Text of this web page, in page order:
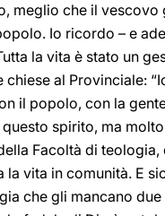
meglio che il vescovo
Io ricordo – e
la vita è stato un
chiese al Provinciale:
il popolo, con la
spirito, ma
Facoltà di
la vita in comunità. E
che gli mancano due